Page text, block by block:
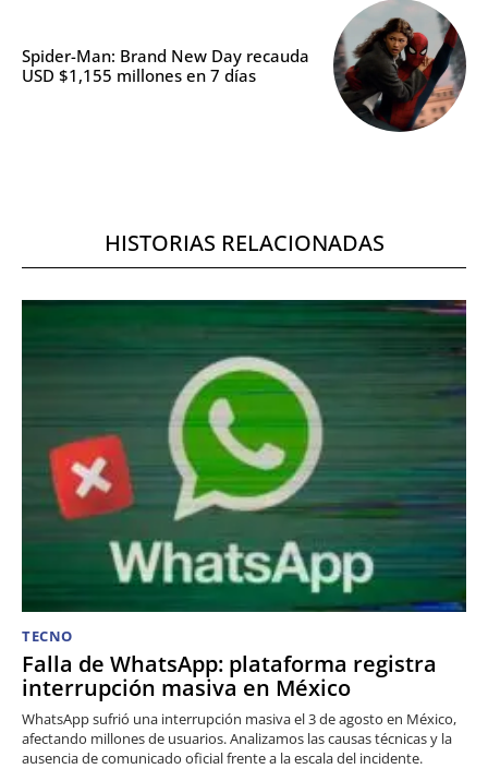
Spider-Man: Brand New Day recauda
USD $1,155 millones en 7 días
HISTORIAS RELACIONADAS
TECNO
Falla de WhatsApp: plataforma registra
interrupción masiva en México
WhatsApp sufrió una interrupción masiva el 3 de agosto en México,
afectando millones de usuarios. Analizamos las causas técnicas y la
ausencia de comunicado oficial frente a la escala del incidente.